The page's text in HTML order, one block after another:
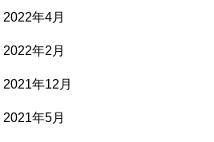
2022年4月
2022年2月
2021年12月
2021年5月